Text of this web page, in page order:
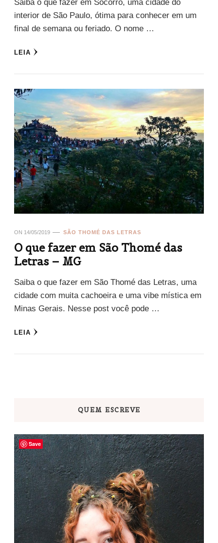
Saiba o que fazer em Socorro, uma cidade do
interior de São Paulo, ótima para conhecer em um
final de semana ou feriado. O nome …
LEIA
ON 14/05/2019 SÃO THOMÉ DAS LETRAS
O que fazer em São Thomé das
Letras – MG
Saiba o que fazer em São Thomé das Letras, uma
cidade com muita cachoeira e uma vibe mística em
Minas Gerais. Nesse post você pode …
LEIA
QUEM ESCREVE
Save